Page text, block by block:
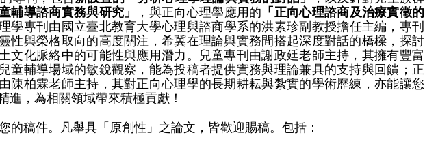
輔導諮商實務與研究」 ，與正向心理學應用的 「正向心理諮商及治療實徵的
學專刊由國立臺北教育大學心理與諮商學系的洪素珍副教授擔任主編，專刊
性與榮格取向的高度關注，希冀在理論與實務間搭起深度對話的橋樑，探討
文化脈絡中的可能性與應用潛力。兒童專刊由謝政廷老師主持，其擁有豐富
童輔導場域的敏銳觀察，能為投稿者提供實務與理論兼具的支持與回饋；正
陳柏霖老師主持，其對正向心理學的長期耕耘與紮實的學術歷練，亦能讓您
進，為相關領域帶來積極貢獻！
的稿件。凡舉具「原創性」之論文，皆歡迎賜稿。包括：